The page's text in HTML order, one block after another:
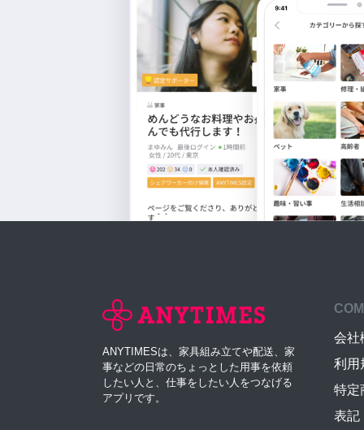
ANYTIMESは、家具組み立てや配送、家
事などの日常のちょっとした用事を依頼
したい人と、仕事をしたい人をつなげる
アプリです。
会社
利用
特定
表記